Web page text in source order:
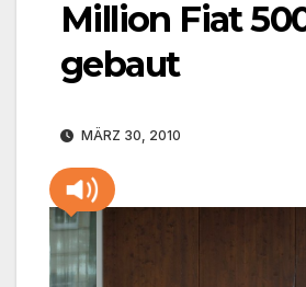
Million Fiat
gebaut
MÄRZ 30, 2010